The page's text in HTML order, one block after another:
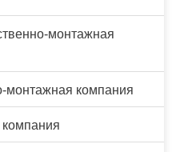
монтажная
монтажная компания
компания